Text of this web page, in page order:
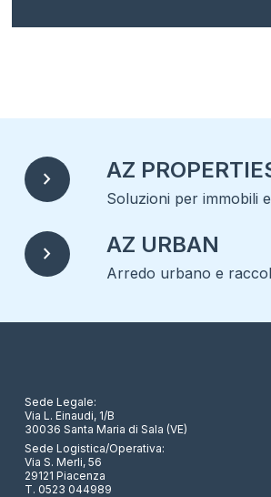
chevron_right AZ
Soluzioni per immobili
chevron_right AZ URBAN
Arredo urbano e
Sede Legale:
Via L. Einaudi, 1/B
30036 Santa Maria di Sala (VE)
Sede Logistica/Operativa:
Via S. Merli, 56
29121 Piacenza
T. 0523 044989